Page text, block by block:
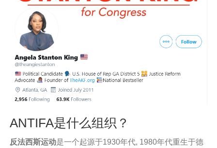
ANTIFA是什么组织？
反法西斯运动是一个起源于1930年代, 1980年代重生于德